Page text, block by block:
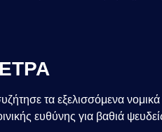
τα εξελισσόμενα νομικά
ευθύνης για βαθιά